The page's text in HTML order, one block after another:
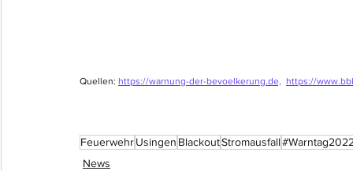
Quellen: https://warnung-der-bevoelkerung.de, https://
FeuerwehrUsingen BlackoutStromausfall
News